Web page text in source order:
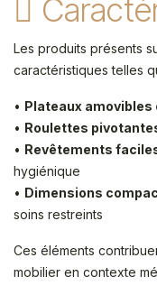
Les produits présents
caractéristiques telles
• Plateaux amovibles
• Roulettes
• Revêtements
hygiénique
• Dimensions
soins restreints
Ces éléments
mobilier en contexte